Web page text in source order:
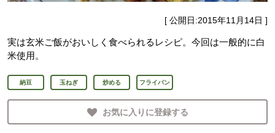
[ 公開日:2015年11月14日 ]
実は玄米ご飯がおいしく食べられるレシピ。今回は一般的に白
米使用。
納豆 玉ねぎ 炒める フライパン
お気に入りに登録する